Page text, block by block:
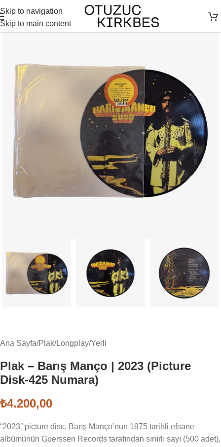
Skip to navigation
Skip to main content
Ana Sayfa/Plak/Longplay/Yerli
Plak – Barış Manço | 2023 (Picture
Disk-425 Numara)
₺4.200,00
“2023” picture disc, Barış Manço’nun 1975 tarihli efsane
albümünün Guerssen Records tarafından sınırlı sayı (500 adet),